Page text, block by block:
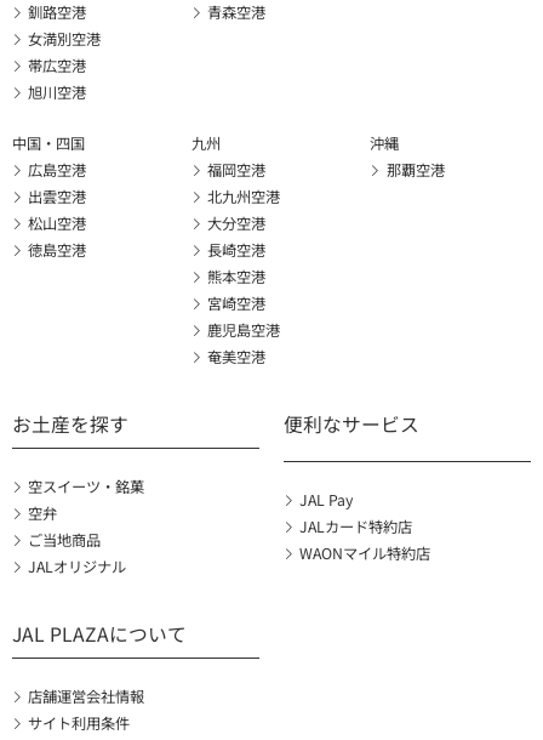
釧路空港
女満別空港
帯広空港
旭川空港
青森空港
中国・四国
広島空港
出雲空港
松山空港
徳島空港
九州
福岡空港
北九州空港
大分空港
長崎空港
熊本空港
宮崎空港
鹿児島空港
奄美空港
沖縄
那覇空港
お土産を探す
空スイーツ・銘菓
空弁
ご当地商品
JALオリジナル
便利なサービス
JAL Pay
JALカード特約店
WAONマイル特約店
JAL PLAZAについて
店舗運営会社情報
サイト利用条件